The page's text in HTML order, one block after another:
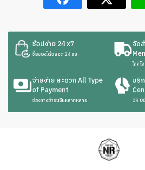
ช้อปง่าย 24 x7
ซื้อของได้ตลอด 24 ชม.
จัด
ใกล้ไ
จ่ายง่าย สะดวก All Type
of Payment
ช่องทางชำระเงินหลากหลาย
บริ